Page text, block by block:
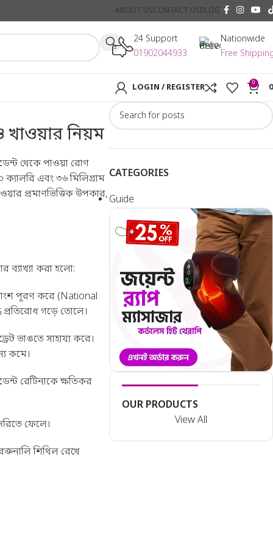
ABOUT USCONTACT USBLOG
24 Support
01902044933
Nationwide
Free
LOGIN / REGISTER 0 0
খাওয়ার নিয়ম
থেকে পাওয়া রোগ
এবং ৩৬ মিলিগ্রাম
প্রমাণভিত্তিক উপকার,
ব্যাখ্যা করা হলো:
পূরণ করে (National
প্রতিরোধ গড়ে তোলে।
ভাঙতে সাহায্য করে।
কমে।
রেটিনাকে ক্ষতিকর
ফেলে।
শিথিল রেখে
CATEGORIES
Guide
OUR PRODUCTS
View All